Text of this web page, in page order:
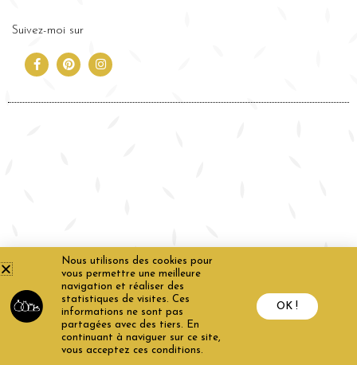
Suivez-moi sur
Nous utilisons des cookies pour
vous permettre une meilleure
navigation et réaliser des
statistiques de visites. Ces
informations ne sont pas
partagées avec des tiers. En
continuant à naviguer sur ce site,
vous acceptez ces conditions.
OK !